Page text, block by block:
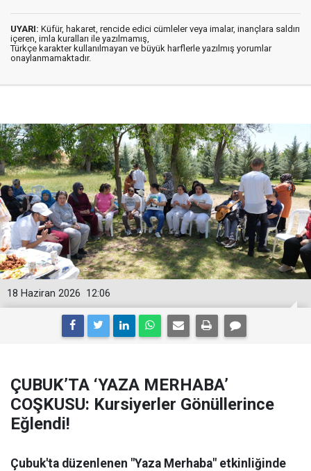
UYARI: Küfür, hakaret, rencide edici cümleler veya imalar, inançlara saldırı
içeren, imla kuralları ile yazılmamış,
Türkçe karakter kullanılmayan ve büyük harflerle yazılmış yorumlar
onaylanmamaktadır.
12:06
18 Haziran 2026
ÇUBUK’TA ‘YAZA MERHABA’
COŞKUSU: Kursiyerler Gönüllerince
Eğlendi!
Çubuk'ta düzenlenen "Yaza Merhaba" etkinliğinde